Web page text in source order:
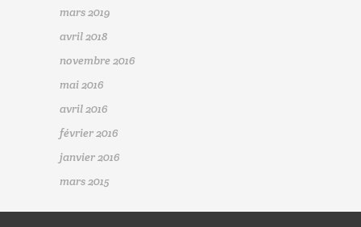
mars 2019
avril 2018
novembre 2016
mai 2016
avril 2016
février 2016
janvier 2016
mars 2015